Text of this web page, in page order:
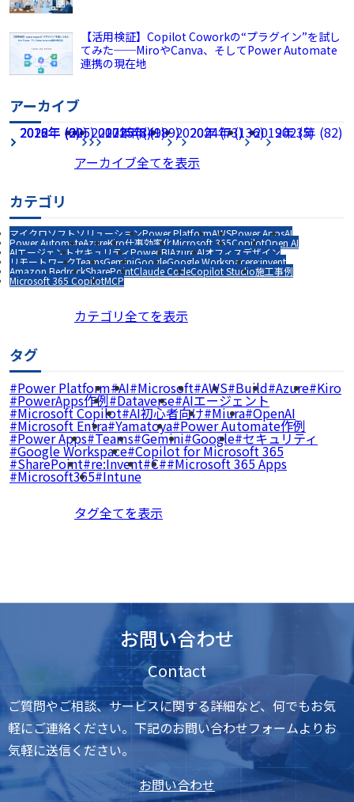
【活用検証】Copilot Coworkの“プラグイン”を試し
てみた──MiroやCanva、そしてPower Automate
連携の現在地
アーカイブ
2026年 (225) 2025年 (189) 2024年 (136) 2023年 (82)
2022年 (60) 2021年 (49) 2020年 (73) 2019年 (5)
2018年 (2) 2017年 (8)
アーカイブ全てを表示
カテゴリ
マイクロソフトソリューションPower PlatformAWSPower AppsAI
Power AutomateAzureKiro仕事効率化Microsoft 365CopilotOpen AI
AIエージェントセキュリティPower BIAzure AIオフィスデザイン
リモートワークTeamsGeminiGoogleGoogle Workspacere:invent
Amazon BedrockSharePointClaude CodeCopilot Studio施工事例
Microsoft 365 CopilotMCP
カテゴリ全てを表示
タグ
Power Platform AI Microsoft AWS Build Azure Kiro
PowerApps作例 Dataverse AIエージェント
Microsoft Copilot AI初心者向け Miura OpenAI
Microsoft Entra Yamatoya Power Automate作例
Power Apps Teams Gemini Google セキュリティ
Google Workspace Copilot for Microsoft 365
SharePoint re:Invent C# Microsoft 365 Apps
Microsoft365 Intune
タグ全てを表示
お問い合わせ
Contact
ご質問やご相談、サービスに関する詳細など、何でもお気
軽にご連絡ください。下記のお問い合わせフォームよりお
気軽に送信ください。
お問い合わせ